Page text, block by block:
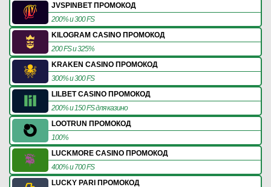
JVSPINBET ПРОМОКОД
200% и 300 FS
KILOGRAM CASINO ПРОМОКОД
200 FS и 325%
KRAKEN CASINO ПРОМОКОД
300% и 300 FS
LILBET CASINO ПРОМОКОД
200% и 150 FS для казино
LOOTRUN ПРОМОКОД
100%
LUCKMORE CASINO ПРОМОКОД
400% и 700 FS
LUCKY PARI ПРОМОКОД